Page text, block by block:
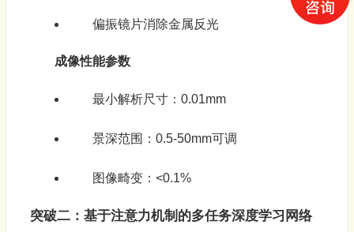
偏振镜片消除金属反光
成像性能参数
最小解析尺寸：0.01mm
景深范围：0.5-50mm可调
图像畸变：<0.1%
突破二：基于注意力机制的多任务深度学习网络